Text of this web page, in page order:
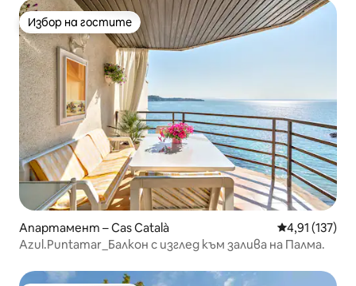
Избор на гостите
Избор на гостите
Апартамент – Cas Català Средна
4,91 (137)
Azul.Puntamar_Балкон с изглед към залива на Палма.